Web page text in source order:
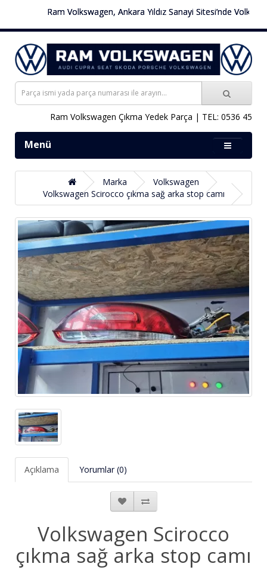
Ram Volkswagen, Ankara Yıldız Sanayi Sitesi’nde
Ram Volkswagen Çıkma Yedek Parça | TEL: 0536 451 78
Menü
Marka
Volkswagen
Volkswagen Scirocco çıkma sağ arka stop camı
Açıklama Yorumlar (0)
Volkswagen Scirocco
çıkma sağ arka stop camı